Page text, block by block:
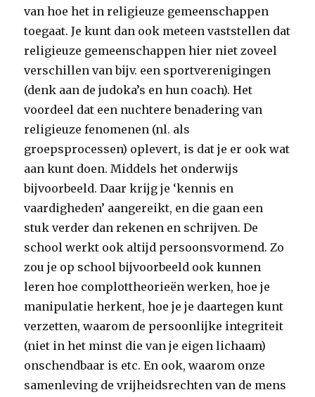
van hoe het in religieuze gemeenschappen
toegaat. Je kunt dan ook meteen vaststellen dat
religieuze gemeenschappen hier niet zoveel
verschillen van bijv. een sportverenigingen
(denk aan de judoka’s en hun coach). Het
voordeel dat een nuchtere benadering van
religieuze fenomenen (nl. als
groepsprocessen) oplevert, is dat je er ook wat
aan kunt doen. Middels het onderwijs
bijvoorbeeld. Daar krijg je ‘kennis en
vaardigheden’ aangereikt, en die gaan een
stuk verder dan rekenen en schrijven. De
school werkt ook altijd persoonsvormend. Zo
zou je op school bijvoorbeeld ook kunnen
leren hoe complottheorieën werken, hoe je
manipulatie herkent, hoe je je daartegen kunt
verzetten, waarom de persoonlijke integriteit
(niet in het minst die van je eigen lichaam)
onschendbaar is etc. En ook, waarom onze
samenleving de vrijheidsrechten van de mens